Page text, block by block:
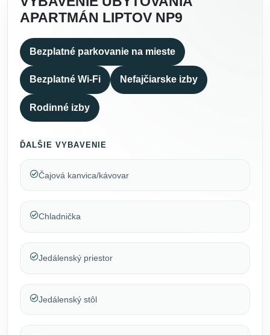
APARTMÁN LIPTOV NP9
Bezplatné parkovanie na mieste
Bezplatné Wi-Fi Nefajčiarske izby
Rodinné izby
ĎALŠIE VYBAVENIE
Čajová kanvica/kávovar
Chladnička
Jedálenský priestor
Jedálenský stôl